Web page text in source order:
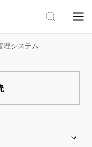
理システム